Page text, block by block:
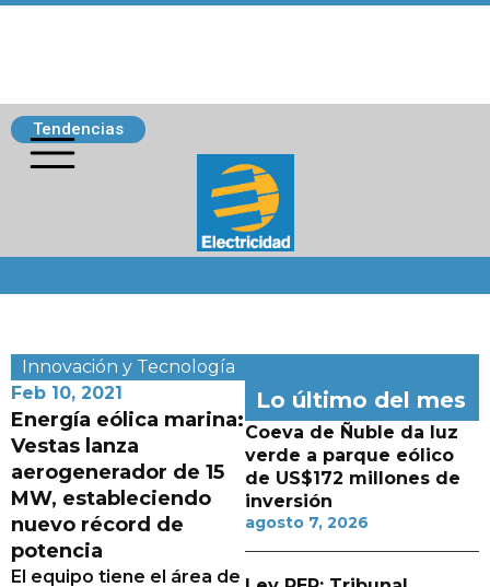
Tendencias
Innovación y Tecnología
Feb 10, 2021
Energía eólica marina:
Vestas lanza
aerogenerador de 15
MW, estableciendo
nuevo récord de
potencia
El equipo tiene el área de
Lo último del mes
Coeva de Ñuble da luz
verde a parque eólico
de US$172 millones de
inversión
agosto 7, 2026